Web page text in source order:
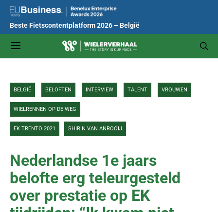
Beste Fietscontentplatform 2026 – België
BELGIË BELOFTEN INTERVIEW TALENT VROUWEN
WIELRENNEN OP DE WEG
EK TRENTO 2021 SHIRIN VAN ANROOIJ
Nederlandse 1e jaars
belofte erg teleurgesteld
over prestatie op EK